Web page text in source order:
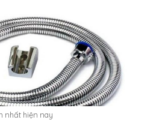
nhất hiện nay